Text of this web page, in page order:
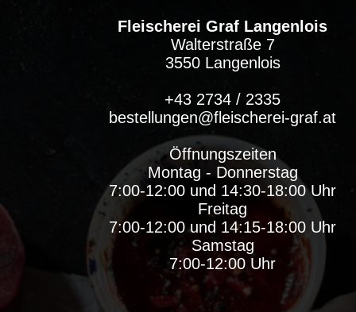
Fleischerei Graf Langenlois
Walterstraße 7
3550 Langenlois
+43 2734 / 2335
bestellungen@fleischerei-graf.at
Öffnungszeiten
Montag - Donnerstag
7:00-12:00 und 14:30-18:00 Uhr
Freitag
7:00-12:00 und 14:15-18:00 Uhr
Samstag
7:00-12:00 Uhr